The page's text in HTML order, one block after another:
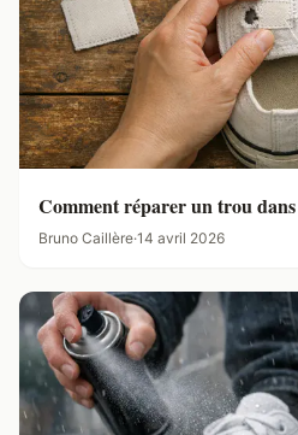
Comment réparer un trou dans
Bruno Caillère·14 avril 2026